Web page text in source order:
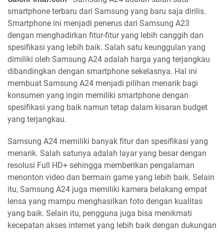
smartphone terbaru dari Samsung yang baru saja dirilis.
Smartphone ini menjadi penerus dari Samsung A23
dengan menghadirkan fitur-fitur yang lebih canggih dan
spesifikasi yang lebih baik. Salah satu keunggulan yang
dimiliki oleh Samsung A24 adalah harga yang terjangkau
dibandingkan dengan smartphone sekelasnya. Hal ini
membuat Samsung A24 menjadi pilihan menarik bagi
konsumen yang ingin memiliki smartphone dengan
spesifikasi yang baik namun tetap dalam kisaran budget
yang terjangkau.
Samsung A24 memiliki banyak fitur dan spesifikasi yang
menarik. Salah satunya adalah layar yang besar dengan
resolusi Full HD+ sehingga memberikan pengalaman
menonton video dan bermain game yang lebih baik. Selain
itu, Samsung A24 juga memiliki kamera belakang empat
lensa yang mampu menghasilkan foto dengan kualitas
yang baik. Selain itu, pengguna juga bisa menikmati
kecepatan akses internet yang lebih baik dengan dukungan